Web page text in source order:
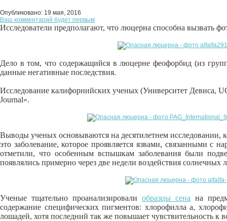
Опубликовано: 19 мая, 2016
Ваш комментарий будет первым
Исследователи предполагают, что люцерна способна вызвать
Дело в том, что содержащийся в люцерне феофорбид (из
данные негативные последствия.
Исследование калифорнийских ученых (Университет Девиса,
Journal».
Выводы ученых основываются на десятилетнем исследовании,
это заболевание, которое проявляется язвами, связанными с
отметили, что особенным вспышкам заболевания были
появлялись примерно через две недели воздействия солнечных
Ученые тщательно проанализировали образцы сена на
содержание специфических пигментов: хлорофилла а,
лошадей, хотя последний так же повышает чувствительность к